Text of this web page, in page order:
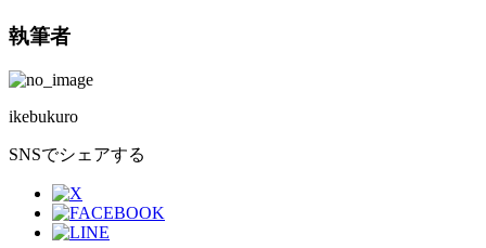
SOLSEL Unit マネージャー
・太陽光発電所の売買契約およびコンプライアンス実務
【経歴】
2022年にSOLSELへ参画。
執筆者
ikebukuro
SNSでシェアする